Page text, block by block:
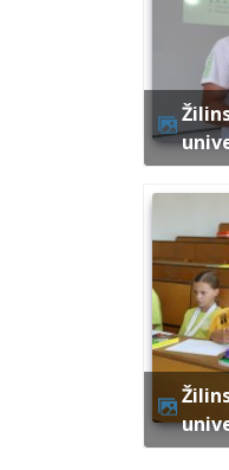
Žilinská detská
Žilinská detská